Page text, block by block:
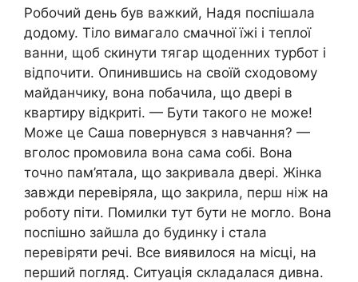
Робочий день був важкий, Надя поспішала
додому. Тіло вимагало смачної їжі і теплої
ванни, щоб скинути тягар щоденних турбот і
відпочити. Опинившись на своїй сходовому
майданчику, вона побачила, що двері в
квартиру відкриті. — Бути такого не може!
Може це Саша повернувся з навчання? —
вголос промовила вона сама собі. Вона
точно пам’ятала, що закривала двері. Жінка
завжди перевіряла, що закрила, перш ніж на
роботу піти. Помилки тут бути не могло. Вона
поспішно зайшла до будинку і стала
перевіряти речі. Все виявилося на місці, на
перший погляд. Ситуація складалася дивна.